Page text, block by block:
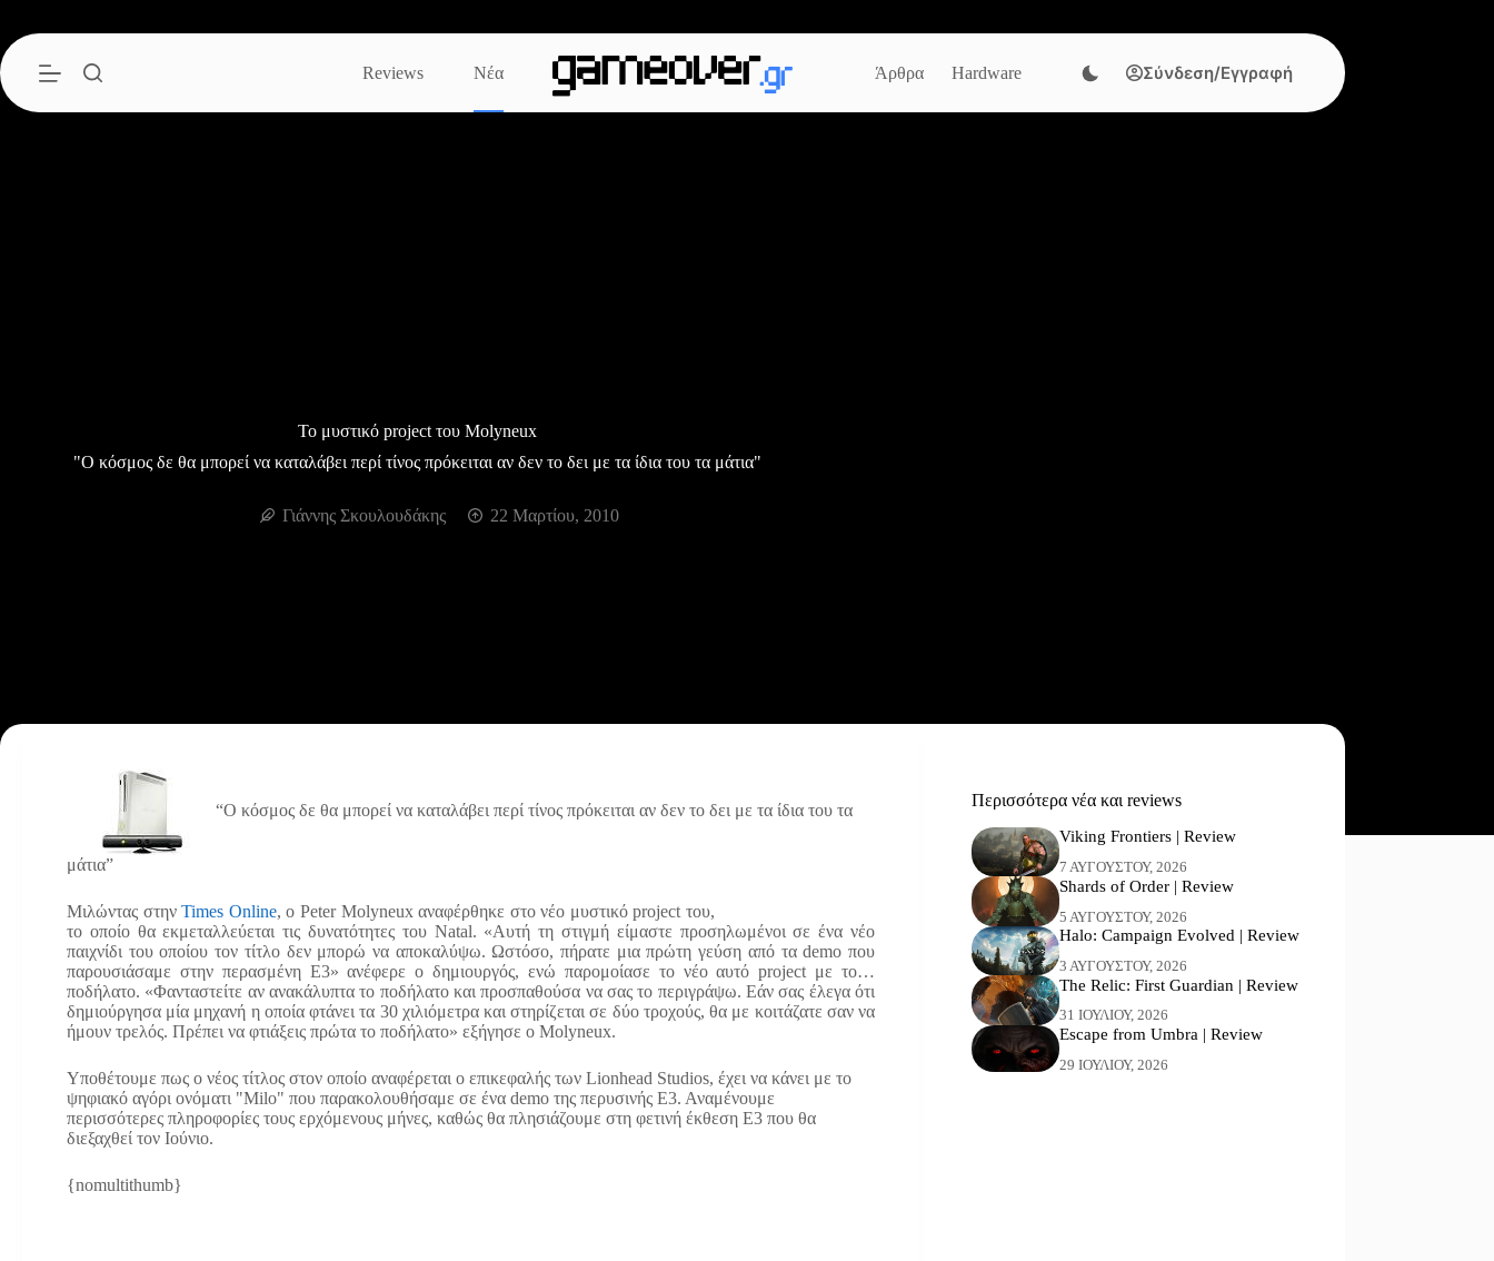
περιεχόμενο
Reviews
Νέα Άρθρα Hardware Σύνδεση/Εγγραφή
To μυστικό project του Molyneux
"Ο κόσμος δε θα μπορεί να καταλάβει περί τίνος πρόκειται αν δεν το δει με τα ίδια του τα μάτια"
Γιάννης Σκουλουδάκης 22 Μαρτίου, 2010
“Ο κόσμος δε θα μπορεί να καταλάβει περί τίνος πρόκειται αν δεν το δει με τα ίδια του τα
μάτια”
Μιλώντας στηνTimes Online, ο Peter Molyneux αναφέρθηκε στο νέο μυστικό project του,
το οποίο θα εκμεταλλεύεται τις δυνατότητες του Natal. «Αυτή τη στιγμή είμαστε προσηλωμένοι σε ένα νέο
παιχνίδι του οποίου τον τίτλο δεν μπορώ να αποκαλύψω. Ωστόσο, πήρατε μια πρώτη γεύση από τα demo που
παρουσιάσαμε στην περασμένη Ε3» ανέφερε ο δημιουργός, ενώ παρομοίασε το νέο αυτό project με το…
ποδήλατο. «Φανταστείτε αν ανακάλυπτα το ποδήλατο και προσπαθούσα να σας το περιγράψω. Εάν σας έλεγα ότι
δημιούργησα μία μηχανή η οποία φτάνει τα 30 χιλιόμετρα και στηρίζεται σε δύο τροχούς, θα με κοιτάζατε σαν να
ήμουν τρελός. Πρέπει να φτιάξεις πρώτα το ποδήλατο» εξήγησε ο Molyneux.
Υποθέτουμε πως ο νέος τίτλος στον οποίο αναφέρεται ο επικεφαλής των Lionhead Studios, έχει να κάνει με το
ψηφιακό αγόρι ονόματι "Milo" που παρακολουθήσαμε σε ένα demo της περυσινής Ε3. Αναμένουμε
περισσότερες πληροφορίες τους ερχόμενους μήνες, καθώς θα πλησιάζουμε στη φετινή έκθεση Ε3 που θα
διεξαχθεί τον Ιούνιο.
{nomultithumb}
Περισσότερα νέα και reviews
Viking Frontiers | Review
7 ΑΥΓΟΎΣΤΟΥ, 2026
Shards of Order | Review
5 ΑΥΓΟΎΣΤΟΥ, 2026
Halo: Campaign Evolved | Review
3 ΑΥΓΟΎΣΤΟΥ, 2026
The Relic: First Guardian | Review
31 ΙΟΥΛΊΟΥ, 2026
Escape from Umbra | Review
29 ΙΟΥΛΊΟΥ, 2026